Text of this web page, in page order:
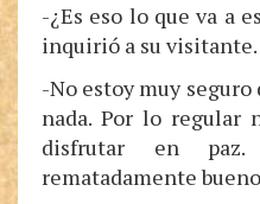
-¿Es eso lo que va a
inquirió a su visitante.
-No estoy muy seguro
nada. Por lo regular
disfrutar en
rematadamente